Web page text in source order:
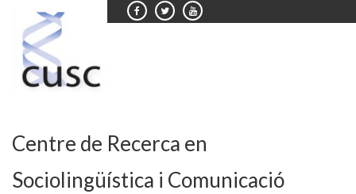
content
Centre de Recerca en
Sociolingüística i Comunicació